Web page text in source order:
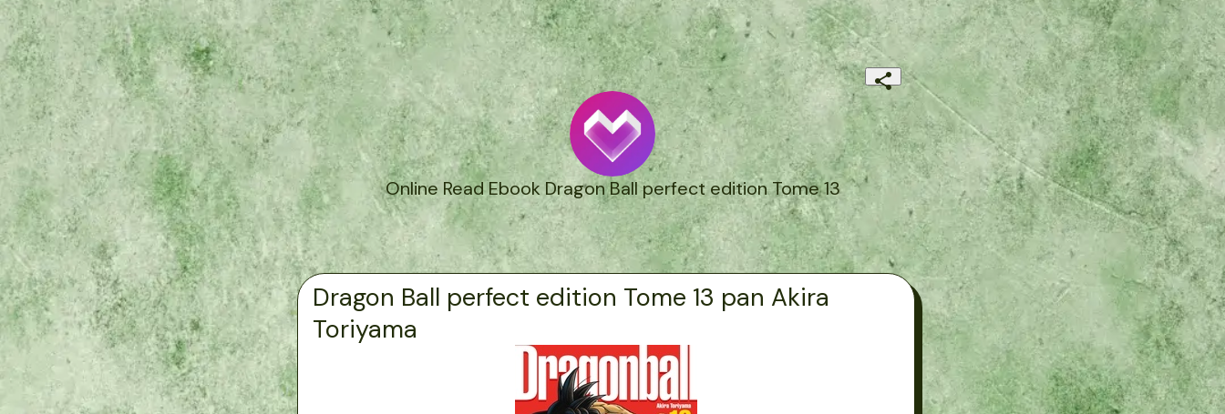
Online Read Ebook Dragon Ball perfect edition Tome 13
Dragon Ball perfect edition Tome 13 pan Akira
Toriyama